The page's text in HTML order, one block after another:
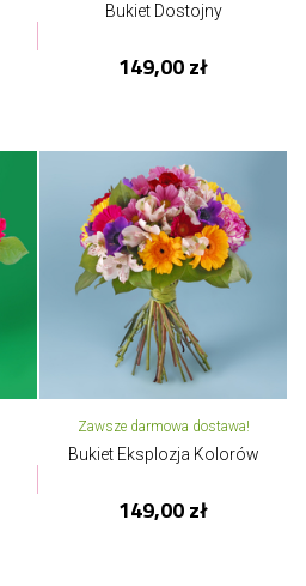
Bukiet Dostojny
149,00 zł
Zawsze darmowa dostawa!
Bukiet Eksplozja Kolorów
149,00 zł